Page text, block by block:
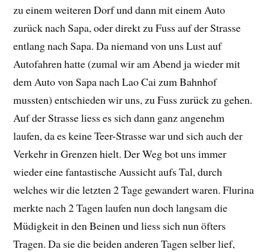
zu einem weiteren Dorf und dann mit einem Auto
zurück nach Sapa, oder direkt zu Fuss auf der Strasse
entlang nach Sapa. Da niemand von uns Lust auf
Autofahren hatte (zumal wir am Abend ja wieder mit
dem Auto von Sapa nach Lao Cai zum Bahnhof
mussten) entschieden wir uns, zu Fuss zurück zu gehen.
Auf der Strasse liess es sich dann ganz angenehm
laufen, da es keine Teer-Strasse war und sich auch der
Verkehr in Grenzen hielt. Der Weg bot uns immer
wieder eine fantastische Aussicht aufs Tal, durch
welches wir die letzten 2 Tage gewandert waren. Flurina
merkte nach 2 Tagen laufen nun doch langsam die
Müdigkeit in den Beinen und liess sich nun öfters
Tragen. Da sie die beiden anderen Tagen selber lief,